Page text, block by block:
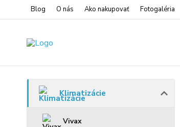
Blog O nás Ako nakupovať Fotogaléria
Klimatizácie
Vivax